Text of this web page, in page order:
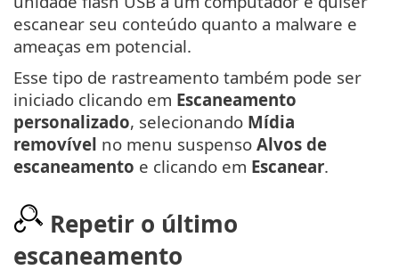
escanear seu conteúdo quanto a malware e
ameaças em potencial.
Esse tipo de rastreamento também pode ser
iniciado clicando em Escaneamento
personalizado, selecionando Mídia
removível no menu suspenso Alvos de
escaneamento e clicando em Escanear.
Repetir o último
escaneamento